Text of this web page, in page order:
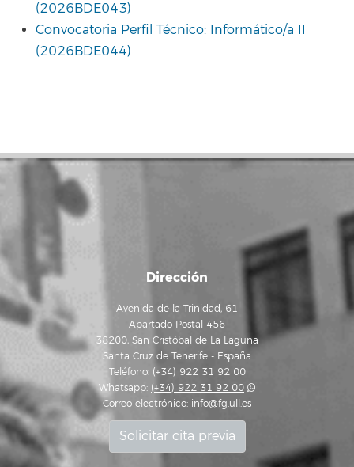
(2026BDE043)
Convocatoria Perfil Técnico: Informático/a II
(2026BDE044)
Dirección
Avenida de la Trinidad, 61
Apartado Postal 456
38200, San Cristóbal de La Laguna
Santa Cruz de Tenerife - España
Teléfono: (+34) 922 31 92 00
Whatsapp: (+34) 922 31 92 00
Correo electrónico: info@fg.ull.es
Solicitar cita previa